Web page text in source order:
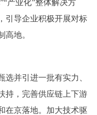
产业化”整体解决方
引导企业积极开展对标
高地。
并引进一批有实力、
持，完善供应链上下游
在京落地。加大技术驱